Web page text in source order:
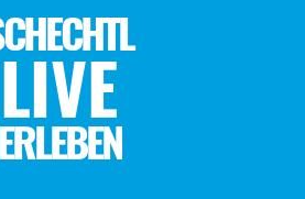
LIVE
ERLEBEN